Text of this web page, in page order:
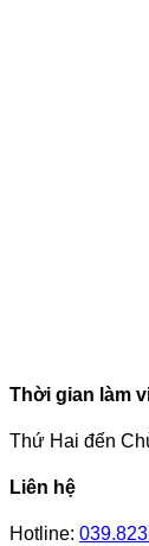
Thời gian làm
Thứ Hai đến
Liên hệ
Hotline: